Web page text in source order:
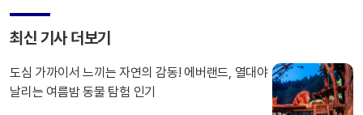
최신 기사 더보기
도심 가까이서 느끼는 자연의 감동! 에버랜드, 열대야
날리는 여름밤 동물 탐험 인기